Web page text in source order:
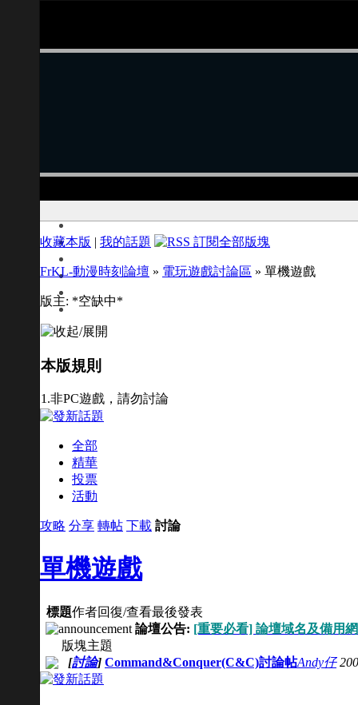
收藏本版 | 我的話題
FrKL-動漫時刻論壇 » 電玩遊戲討論區 » 單機遊戲
版主: *空缺中*
本版規則
1.非PC遊戲，請勿討論
全部
精華
投票
活動
攻略 分享 轉帖 下載 討論
單機遊戲
標題作者回復/查看最後發表
論壇公告: [重要必看] 論壇域名及備用
版塊主題
[討論] Command&Conquer(C&C)討論帖Andy仔